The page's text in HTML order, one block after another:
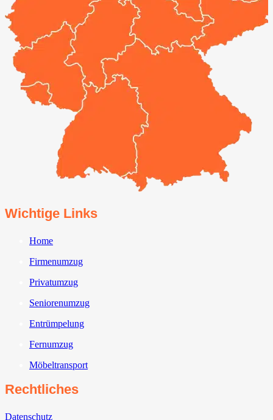
Wichtige Links
Home
Firmenumzug
Privatumzug
Seniorenumzug
Entrümpelung
Fernumzug
Möbeltransport
Rechtliches
Datenschutz